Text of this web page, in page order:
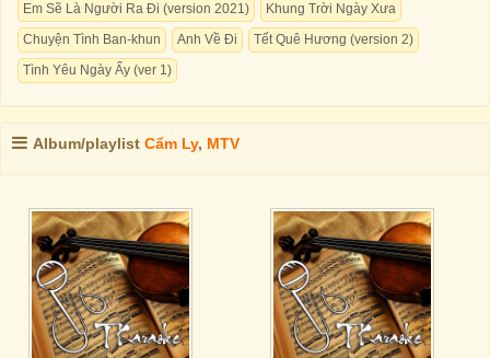
Em Sẽ Là Người Ra Đi (version 2021)
Khung Trời Ngày Xưa
Chuyện Tình Ban-khun
Anh Về Đi
Tết Quê Hương (version 2)
Tình Yêu Ngày Ấy (ver 1)
Album/playlist Cẩm Ly, MTV